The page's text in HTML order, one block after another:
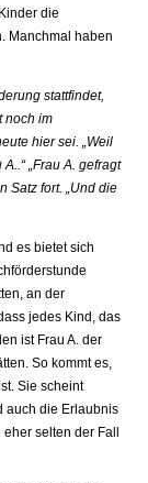
die
Manchmal haben
stattfindet,
noch im
hier sei. „Weil
„Frau A. gefragt
Satz fort. „Und die
es bietet sich
an der
jedes Kind, das
ist Frau A. der
So kommt es,
Sie scheint
auch die Erlaubnis
selten der Fall